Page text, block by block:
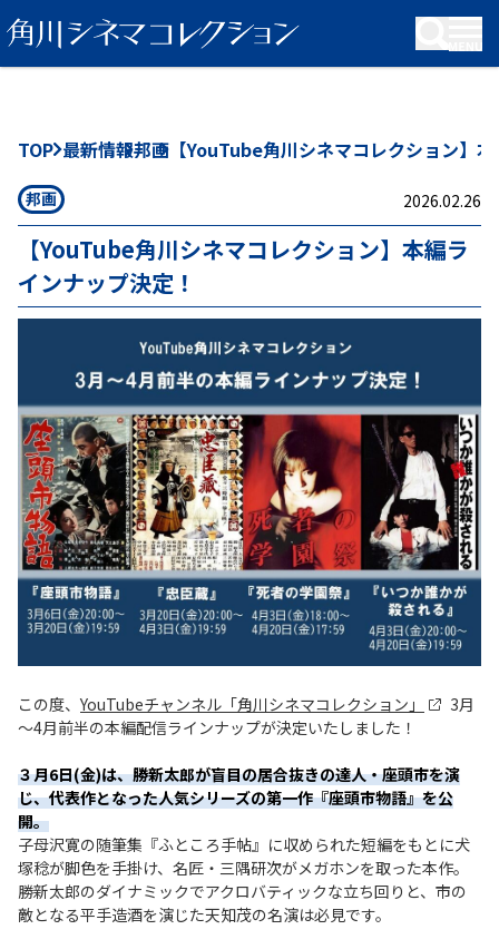
KADOKAWA Group
TOP 最新情報邦画 【YouTube角川シネマコレクション】
邦画 2026.02.26
【YouTube角川シネマコレクション】本編ラ
インナップ決定！
この度、 YouTubeチャンネル「角川シネマコレクション」
3月
～4月前半の本編配信ラインナップが決定いたしました！
３月6日(金)は、勝新太郎が盲目の居合抜きの達人・座頭市を演
じ、代表作となった人気シリーズの第一作『座頭市物語』を公
開。
子母沢寛の随筆集『ふところ手帖』に収められた短編をもとに犬
塚稔が脚色を手掛け、名匠・三隅研次がメガホンを取った本作。
勝新太郎のダイナミックでアクロバティックな立ち回りと、市の
敵となる平手造酒を演じた天知茂の名演は必見です。